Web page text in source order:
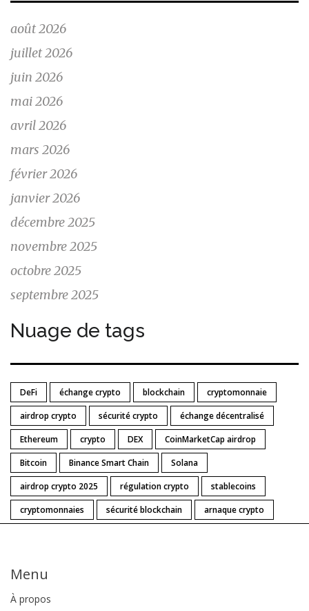
août 2026
juillet 2026
juin 2026
mai 2026
avril 2026
mars 2026
février 2026
janvier 2026
décembre 2025
novembre 2025
octobre 2025
septembre 2025
Nuage de tags
DeFi échange crypto blockchain
cryptomonnaie
airdrop crypto
sécurité crypto
échange décentralisé
Ethereum
crypto DEX
CoinMarketCap airdrop
Bitcoin
Binance Smart Chain
Solana
airdrop crypto 2025
régulation crypto
stablecoins
cryptomonnaies
sécurité blockchain arnaque crypto
Menu
À propos